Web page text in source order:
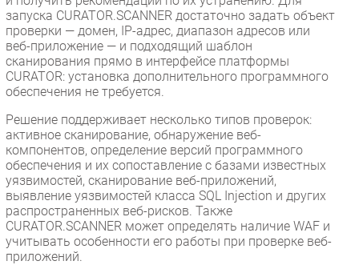
запуска CURATOR.SCANNER достаточно задать объект
проверки — домен, IP-адрес, диапазон адресов или
веб-приложение — и подходящий шаблон
сканирования прямо в интерфейсе платформы
CURATOR: установка дополнительного программного
обеспечения не требуется.
Решение поддерживает несколько типов проверок:
активное сканирование, обнаружение веб-
компонентов, определение версий программного
обеспечения и их сопоставление с базами известных
уязвимостей, сканирование веб-приложений,
выявление уязвимостей класса SQL Injection и других
распространенных веб-рисков. Также
CURATOR.SCANNER может определять наличие WAF и
учитывать особенности его работы при проверке веб-
приложений.